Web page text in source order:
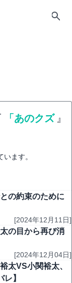
「あのクズ 』
ます。
の約束のために
[2024年12月11日]
の目から再び消
[2024年12月04日]
太VS小関裕太、
】